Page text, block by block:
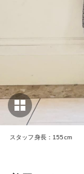
スタッフ身長：155cm